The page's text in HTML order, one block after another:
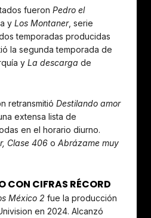
fueron Pedro el
y Los Montaner, serie
temporadas producidas
la segunda temporada de
y La descarga de
retransmitió Destilando amor
extensa lista de
en el horario diurno.
Clase 406 o Abrázame muy
CON CIFRAS RÉCORD
México 2 fue la producción
en 2024. Alcanzó